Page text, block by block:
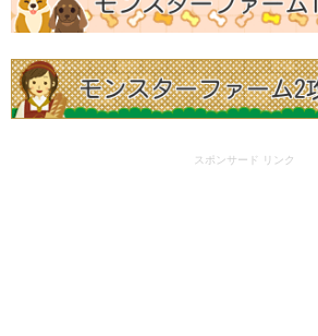
スポンサード リンク